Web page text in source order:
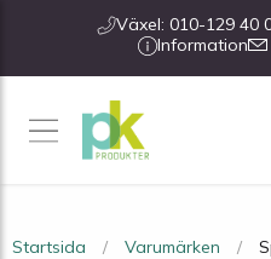
Växel: 010-129 40
Information
Startsida Varumärken